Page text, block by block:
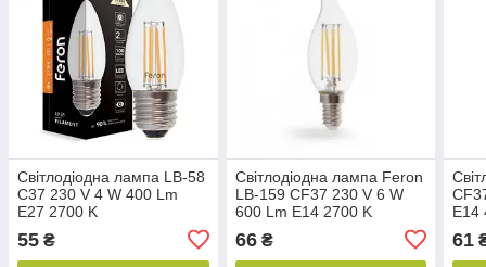
Світлодіодна лампа LB-58
C37 230 V 4 W 400 Lm
E27 2700 K
55 ₴
Світлодіодна лампа Feron
LB-159 CF37 230 V 6 W
600 Lm E14 2700 K
66₴
E14
61